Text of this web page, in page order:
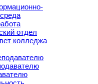
отдел
колледжа